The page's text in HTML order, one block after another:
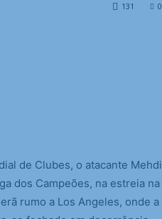
0
131
de Clubes, o atacante Mehdi
dos Campeões, na estreia na
rumo a Los Angeles, onde a